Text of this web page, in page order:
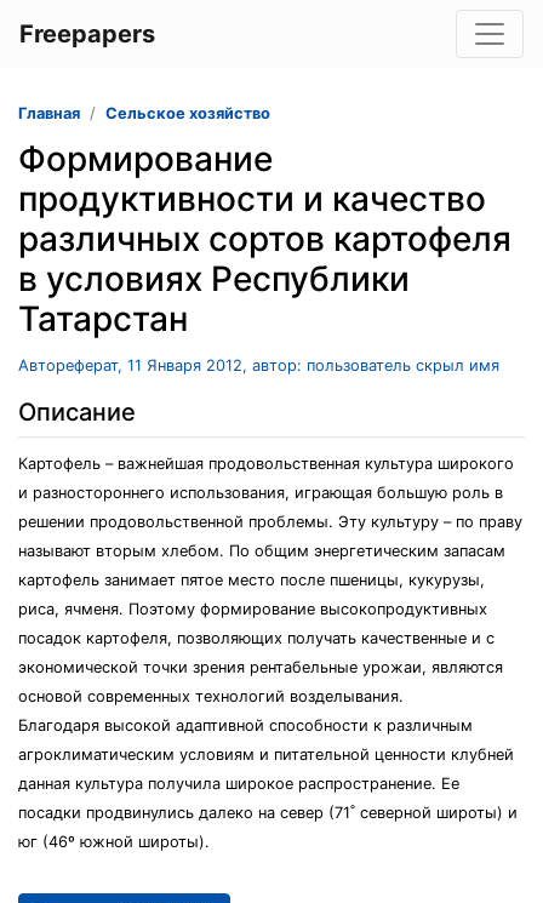
Freepapers
Главная Сельское хозяйство
Формирование
продуктивности и качество
различных сортов картофеля
в условиях Республики
Татарстан
Автореферат, 11 Января 2012, автор: пользователь скрыл имя
Описание
Картофель – важнейшая продовольственная культура широкого
и разностороннего использования, играющая большую роль в
решении продовольственной проблемы. Эту культуру – по праву
называют вторым хлебом. По общим энергетическим запасам
картофель занимает пятое место после пшеницы, кукурузы,
риса, ячменя. Поэтому формирование высокопродуктивных
посадок картофеля, позволяющих получать качественные и с
экономической точки зрения рентабельные урожаи, являются
основой современных технологий возделывания.
Благодаря высокой адаптивной способности к различным
агроклиматическим условиям и питательной ценности клубней
данная культура получила широкое распространение. Ее
посадки продвинулись далеко на север (71˚ северной широты) и
юг (46º южной широты).